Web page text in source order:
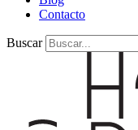
Contacto
Buscar